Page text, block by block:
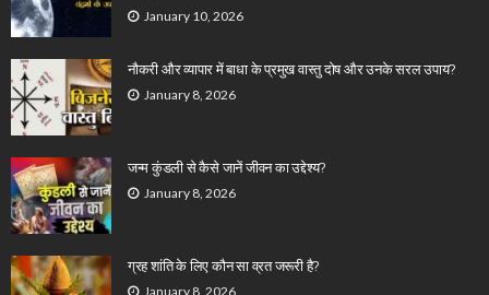
January 10, 2026
नौकरी और व्यापार में बाधा के प्रमुख वास्तु दोष और उनके सरल उपाय?
January 8, 2026
जन्म कुंडली से कैसे जानें जीवन का उद्देश्य?
January 8, 2026
ग्रह शांति के लिए कौन सा व्रत जरूरी है?
January 8, 2026